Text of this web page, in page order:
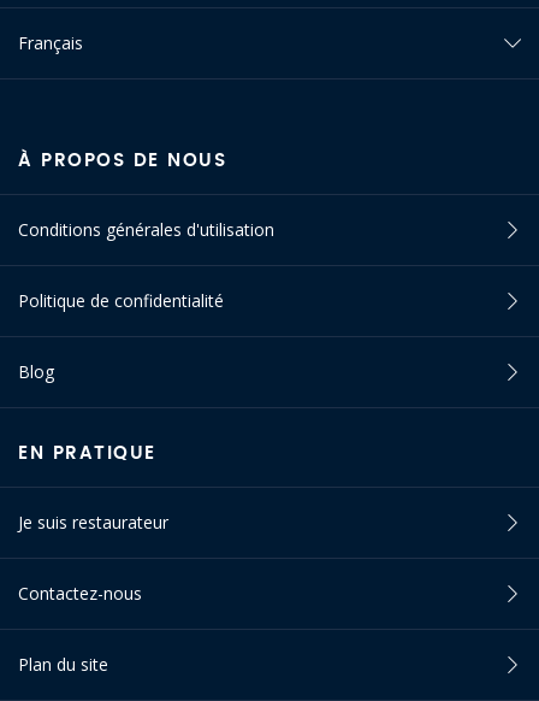
Français
À PROPOS DE NOUS
Conditions générales d'utilisation
Politique de confidentialité
Blog
EN PRATIQUE
Je suis restaurateur
Contactez-nous
Plan du site